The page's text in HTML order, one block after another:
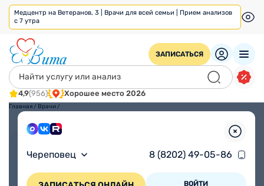
Медцентр на Ветеранов, 3 | Врачи для всей семьи | Прием анализов
с 7 утра
ЗАПИСАТЬСЯ
4,9(956) Хорошее место 2026
Череповец 8 (8202) 49-05-86
ВОЙТИ
Главная / Врачи /
Взрослым